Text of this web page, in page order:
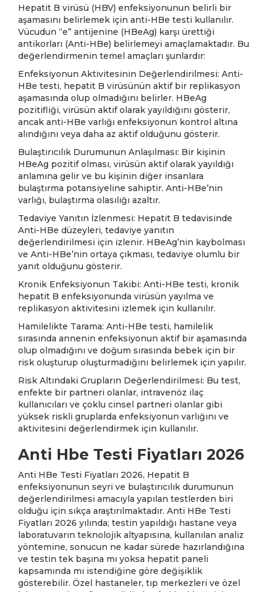
Hepatit B virüsü (HBV) enfeksiyonunun belirli bir
aşamasını belirlemek için anti-HBe testi kullanılır.
Vücudun “e” antijenine (HBeAg) karşı ürettiği
antikorları (Anti-HBe) belirlemeyi amaçlamaktadır. Bu
değerlendirmenin temel amaçları şunlardır:
Enfeksiyonun Aktivitesinin Değerlendirilmesi: Anti-
HBe testi, hepatit B virüsünün aktif bir replikasyon
aşamasında olup olmadığını belirler. HBeAg
pozitifliği, virüsün aktif olarak yayıldığını gösterir,
ancak anti-HBe varlığı enfeksiyonun kontrol altına
alındığını veya daha az aktif olduğunu gösterir.
Bulaştırıcılık Durumunun Anlaşılması: Bir kişinin
HBeAg pozitif olması, virüsün aktif olarak yayıldığı
anlamına gelir ve bu kişinin diğer insanlara
bulaştırma potansiyeline sahiptir. Anti-HBe’nin
varlığı, bulaştırma olasılığı azaltır.
Tedaviye Yanıtın İzlenmesi: Hepatit B tedavisinde
Anti-HBe düzeyleri, tedaviye yanıtın
değerlendirilmesi için izlenir. HBeAg’nin kaybolması
ve Anti-HBe’nin ortaya çıkması, tedaviye olumlu bir
yanıt olduğunu gösterir.
Kronik Enfeksiyonun Takibi: Anti-HBe testi, kronik
hepatit B enfeksiyonunda virüsün yayılma ve
replikasyon aktivitesini izlemek için kullanılır.
Hamilelikte Tarama: Anti-HBe testi, hamilelik
sırasında annenin enfeksiyonun aktif bir aşamasında
olup olmadığını ve doğum sırasında bebek için bir
risk oluşturup oluşturmadığını belirlemek için yapılır.
Risk Altındaki Grupların Değerlendirilmesi: Bu test,
enfekte bir partneri olanlar, intravenöz ilaç
kullanıcıları ve çoklu cinsel partneri olanlar gibi
yüksek riskli gruplarda enfeksiyonun varlığını ve
aktivitesini değerlendirmek için kullanılır.
Anti Hbe Testi Fiyatları 2026
Anti HBe Testi Fiyatları 2026, Hepatit B
enfeksiyonunun seyri ve bulaştırıcılık durumunun
değerlendirilmesi amacıyla yapılan testlerden biri
olduğu için sıkça araştırılmaktadır. Anti HBe Testi
Fiyatları 2026 yılında; testin yapıldığı hastane veya
laboratuvarın teknolojik altyapısına, kullanılan analiz
yöntemine, sonucun ne kadar sürede hazırlandığına
ve testin tek başına mı yoksa hepatit paneli
kapsamında mı istendiğine göre değişiklik
gösterebilir. Özel hastaneler, tıp merkezleri ve özel